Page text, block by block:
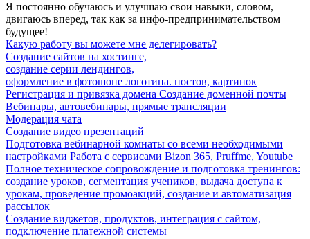
Я постоянно обучаюсь и улучшаю свои навыки, словом,
двигаюсь вперед, так как за инфо-предпринимательством
будущее!
Какую работу вы можете мне делегировать?
Создание сайтов на хостинге,
создание серии лендингов,
оформление в фотошопе логотипа. постов, картинок
Регистрация и привязка домена Создание доменной почты
Вебинары, автовебинары, прямые трансляции
Модерация чата
Создание видео презентаций
Подготовка вебинарной комнаты со всеми необходимыми
настройками Работа с сервисами Bizon 365, Pruffme, Youtube
Полное техническое сопровождение и подготовка тренингов:
создание уроков, сегментация учеников, выдача доступа к
урокам, проведение промоакций, создание и автоматизация
рассылок
Создание виджетов, продуктов, интеграция с сайтом,
подключение платежной системы